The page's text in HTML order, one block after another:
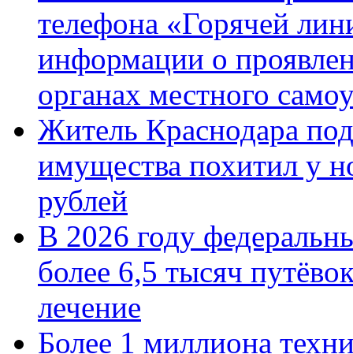
телефона «Горячей
информации о
органах местного
Житель Краснодара
имущества похитил у
рублей
В 2026 году
более 6,5 тысяч
лечение
Более 1 миллиона